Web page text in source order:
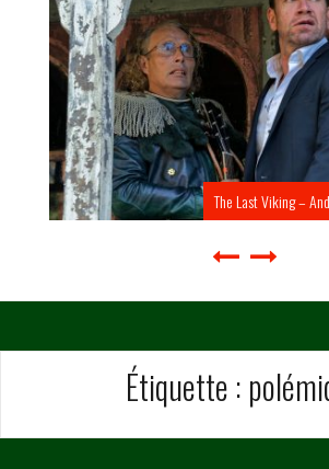
The Last Viking –
Étiquette :